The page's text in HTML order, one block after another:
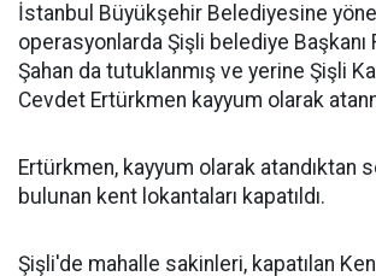
İstanbul Büyükşehir Belediyesine
operasyonlarda Şişli belediye Başkanı
Şahan da tutuklanmış ve yerine Şişli
Cevdet Ertürkmen kayyum olarak
Ertürkmen, kayyum olarak atandıktan
bulunan kent lokantaları kapatıldı.
Şişli'de mahalle sakinleri, kapatılan